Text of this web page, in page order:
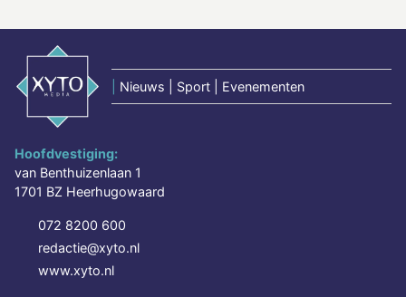
Nieuws | Sport | Evenementen
Hoofdvestiging:
van Benthuizenlaan 1
1701 BZ Heerhugowaard
072 8200 600
redactie@xyto.nl
www.xyto.nl